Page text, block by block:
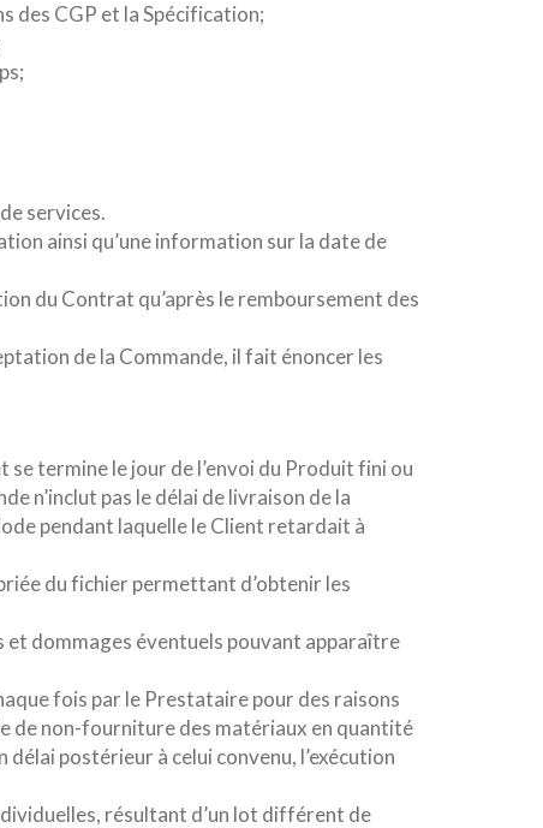
des CGP et la Spécification;
services.
ainsi qu’une information sur la date de
du Contrat qu’après le remboursement des
de la Commande, il fait énoncer les
termine le jour de l’envoi du Produit fini ou
n’inclut pas le délai de livraison de la
pendant laquelle le Client retardait à
du fichier permettant d’obtenir les
et dommages éventuels pouvant apparaître
fois par le Prestataire pour des raisons
de non-fourniture des matériaux en quantité
postérieur à celui convenu, l’exécution
résultant d’un lot différent de